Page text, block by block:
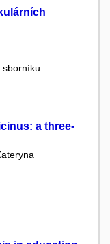
sborníku
a three-